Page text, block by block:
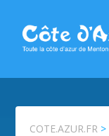
COTE.AZUR.FR >